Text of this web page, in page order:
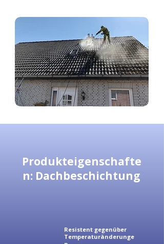
Produkteigenschafte
n: Dachbeschichtung
Resistent gegenüber
Temperaturänderunge